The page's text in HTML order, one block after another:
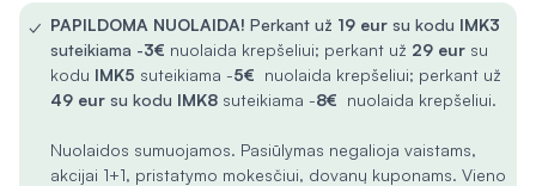
✓ PAPILDOMA NUOLAIDA! Perkant už 19 eur su kodu IMK3
suteikiama -3€ nuolaida krepšeliui; perkant už 29 eur su
kodu IMK5 suteikiama -5€ nuolaida krepšeliui; perkant už
49 eur su kodu IMK8 suteikiama -8€ nuolaida krepšeliui.
Nuolaidos sumuojamos. Pasiūlymas negalioja vaistams,
akcijai 1+1, pristatymo mokesčiui, dovanų kuponams. Vieno